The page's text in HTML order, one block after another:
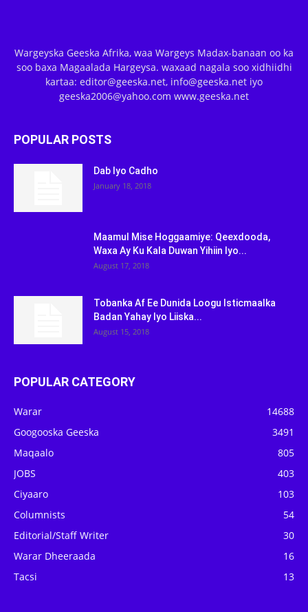
Wargeyska Geeska Afrika, waa Wargeys Madax-banaan oo ka
soo baxa Magaalada Hargeysa. waxaad nagala soo xidhiidhi
kartaa: editor@geeska.net, info@geeska.net iyo
geeska2006@yahoo.com www.geeska.net
POPULAR POSTS
Dab Iyo Cadho
January 18, 2018
Maamul Mise Hoggaamiye: Qeexdooda,
Waxa Ay Ku Kala Duwan Yihiin Iyo...
August 17, 2018
Tobanka Af Ee Dunida Loogu Isticmaalka
Badan Yahay Iyo Liiska...
August 15, 2018
POPULAR CATEGORY
Warar
14688
Googooska Geeska
3491
Maqaalo
805
JOBS
403
Ciyaaro
103
Columnists
54
Editorial/Staff Writer
30
Warar Dheeraada
16
Tacsi
13